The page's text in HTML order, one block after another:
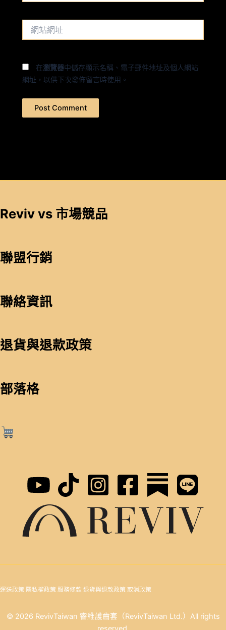
在瀏覽器中儲存顯示名稱、電子郵件地址及個人網站
網址，以供下次發佈留言時使用。
Reviv vs 市場競品
聯盟行銷
聯絡資訊
退貨與退款政策
部落格
運送政策 隱私權政策 服務條款 退貨與退款政策 取消政策
© 2026 RevivTaiwan 睿維護齒套（RevivTaiwan Ltd.）All rights